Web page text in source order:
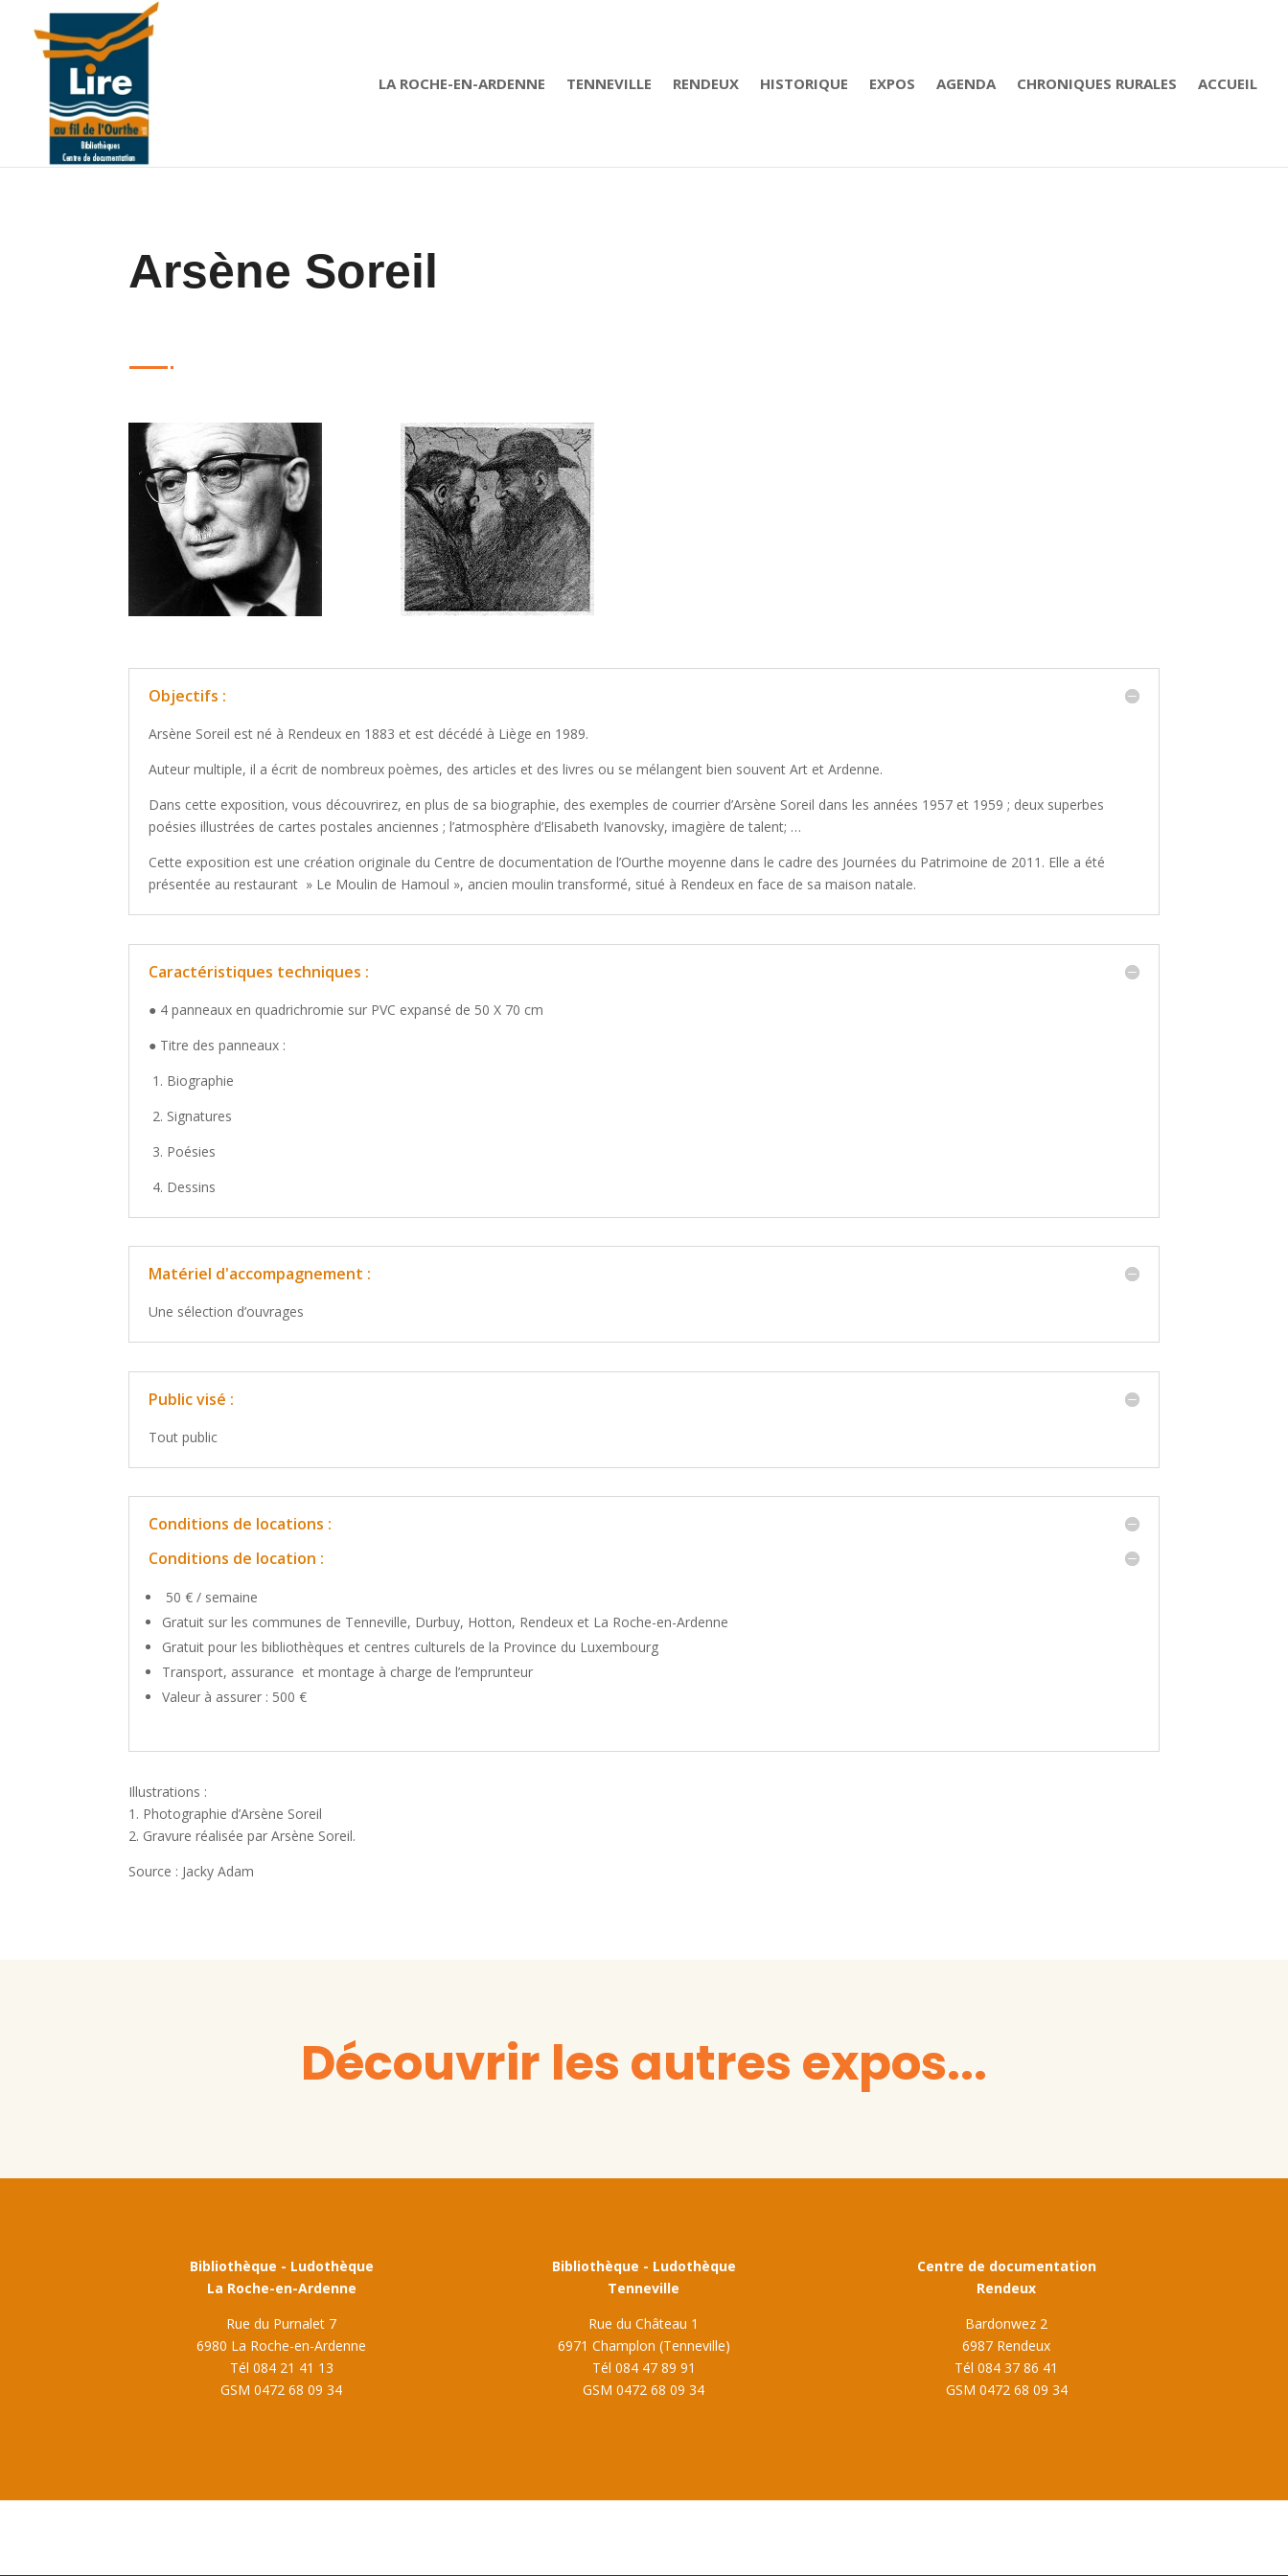
LA ROCHE-EN-ARDENNE TENNEVILLE RENDEUX HISTORIQUE EXPOS AGENDA CHRONIQUES RURALES ACCUEIL
Arsène Soreil
Objectifs :
Arsène Soreil est né à Rendeux en 1883 et est décédé à Liège en 1989.
Auteur multiple, il a écrit de nombreux poèmes, des articles et des livres ou se mélangent bien souvent Art et Ardenne.
Dans cette exposition, vous découvrirez, en plus de sa biographie, des exemples de courrier d’Arsène Soreil dans les années 1957 et 1959 ; deux superbes
poésies illustrées de cartes postales anciennes ; l’atmosphère d’Elisabeth Ivanovsky, imagière de talent; …
Cette exposition est une création originale du Centre de documentation de l’Ourthe moyenne dans le cadre des Journées du Patrimoine de 2011. Elle a été
présentée au restaurant » Le Moulin de Hamoul », ancien moulin transformé, situé à Rendeux en face de sa maison natale.
Caractéristiques techniques :
● 4 panneaux en quadrichromie sur PVC expansé de 50 X 70 cm
● Titre des panneaux :
1. Biographie
2. Signatures
3. Poésies
4. Dessins
Matériel d'accompagnement :
Une sélection d’ouvrages
Public visé :
Tout public
Conditions de locations :
Conditions de location :
50 € / semaine
Gratuit sur les communes de Tenneville, Durbuy, Hotton, Rendeux et La Roche-en-Ardenne
Gratuit pour les bibliothèques et centres culturels de la Province du Luxembourg
Transport, assurance et montage à charge de l’emprunteur
Valeur à assurer : 500 €
Illustrations :
1. Photographie d’Arsène Soreil
2. Gravure réalisée par Arsène Soreil.
Source : Jacky Adam
Découvrir les autres expos...
Bibliothèque - Ludothèque
La Roche-en-Ardenne
Rue du Purnalet 7
6980 La Roche-en-Ardenne
Tél 084 21 41 13
GSM 0472 68 09 34
Bibliothèque - Ludothèque
Tenneville
Rue du Château 1
6971 Champlon (Tenneville)
Tél 084 47 89 91
GSM 0472 68 09 34
Centre de documentation
Rendeux
Bardonwez 2
6987 Rendeux
Tél 084 37 86 41
GSM 0472 68 09 34